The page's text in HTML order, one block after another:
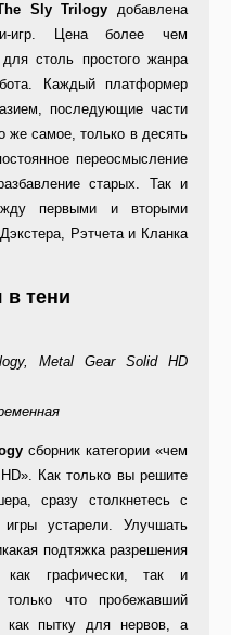
Sly Trilogy добавлена
игр. Цена более чем
столь простого жанра
Каждый платформер
последующие части
же самое, только в десять
переосмысление
старых. Так и
первыми и вторыми
Рэтчета и Кланка
в тени
Metal Gear Solid HD
сборник категории «чем
Как только вы решите
сразу столкнетесь с
устарели. Улучшать
подтяжка разрешения
графически, так и
что пробежавший
как пытку для нервов, а